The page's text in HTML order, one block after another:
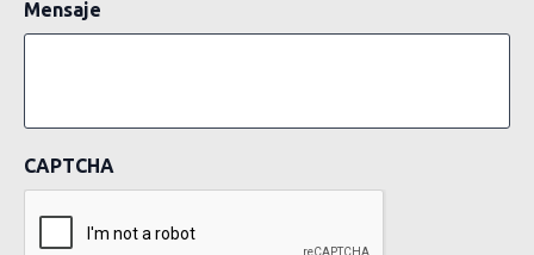
Mensaje
CAPTCHA